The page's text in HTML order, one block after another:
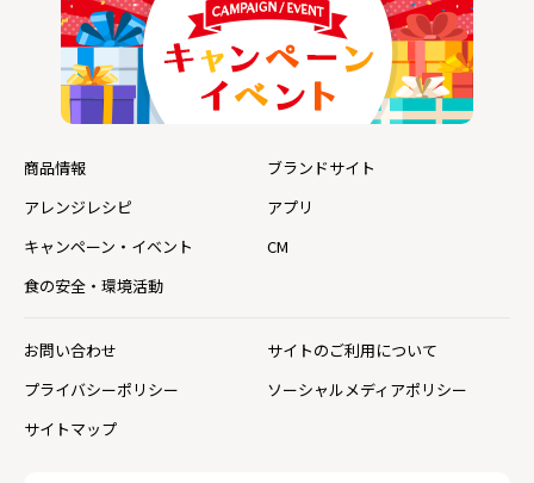
商品情報
ブランドサイト
アレンジレシピ
アプリ
キャンペーン・イベント
CM
食の安全・環境活動
お問い合わせ
サイトのご利用について
プライバシーポリシー
ソーシャルメディアポリシー
サイトマップ